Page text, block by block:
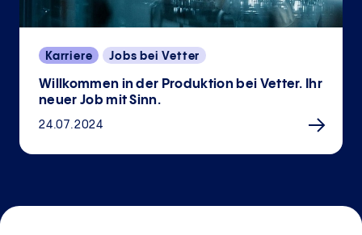
Karriere Jobs bei Vetter
Willkommen in der Produktion bei Vetter. Ihr
neuer Job mit Sinn.
24.07.2024